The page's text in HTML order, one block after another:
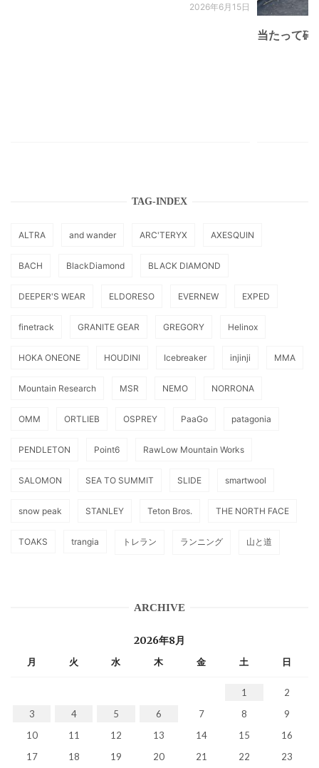
2026年6月15日
当たって砕
TAG-INDEX
ALTRA and wander ARC'TERYX AXESQUIN
BACH BlackDiamond BLACK DIAMOND
DEEPER'S WEAR ELDORESO EVERNEW EXPED
finetrack GRANITE GEAR GREGORY Helinox
HOKA ONEONE HOUDINI Icebreaker injinji MMA
Mountain Research MSR NEMO NORRONA
OMM ORTLIEB OSPREY PaaGo patagonia
PENDLETON Point6 RawLow Mountain Works
SALOMON SEA TO SUMMIT SLIDE smartwool
snow peak STANLEY Teton Bros. THE NORTH FACE
TOAKS trangia トレラン ランニング 山と道
ARCHIVE
2026年8月
月 火 水 木 金 土 日
1
2
3
4 5 6 7 8
9
10
11 12 13 14 15
16
17
18 19 20 21 22 23